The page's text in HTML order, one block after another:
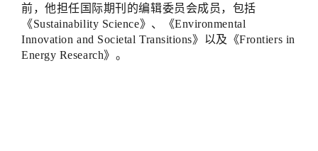
前，他担任国际期刊的编辑委员会成员，包括
《Sustainability Science》、《Environmental
Innovation and Societal Transitions》以及《Frontiers in
Energy Research》。